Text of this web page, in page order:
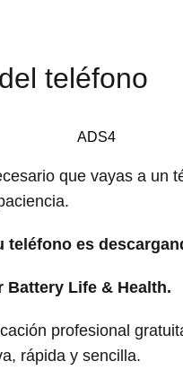
teléfono
ADS4
que vayas a un
es
Battery Life & Health.
profesional
rápida y sencilla.